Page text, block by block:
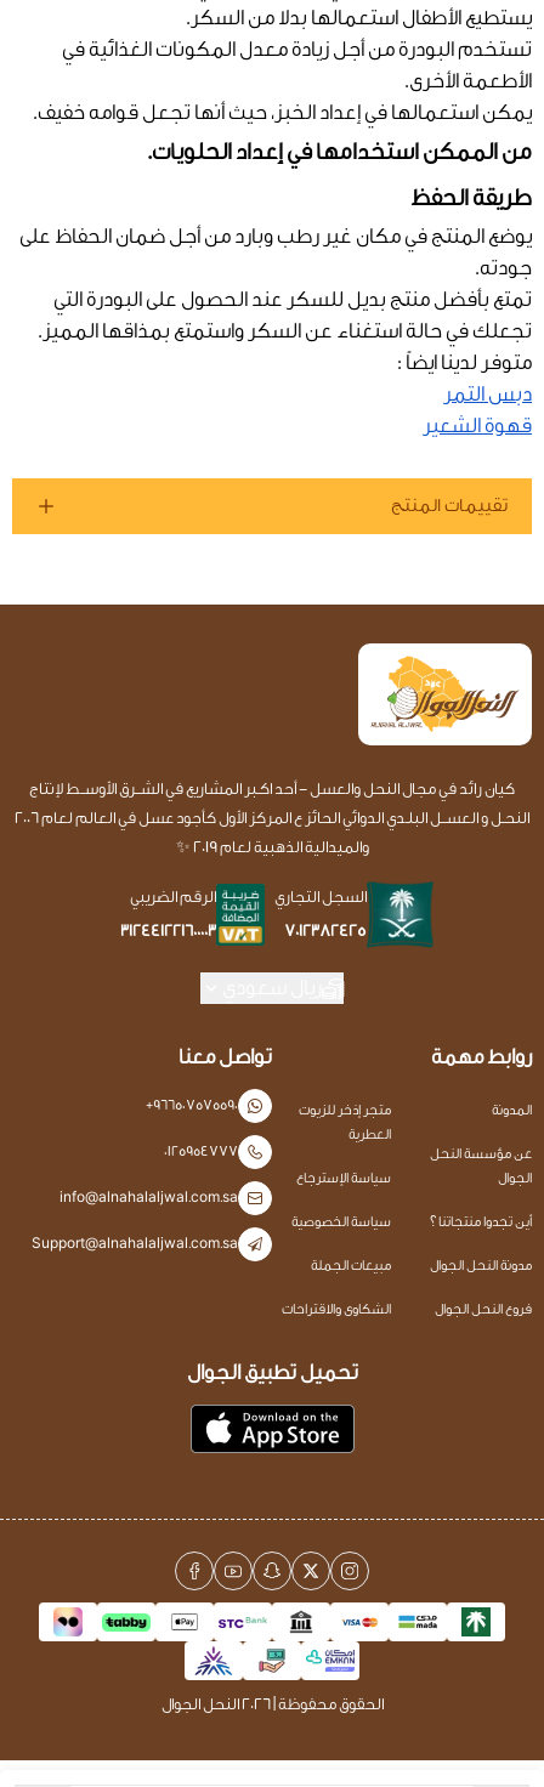
يستطيع الأطفال استعمالها بدلا من السكر.
تستخدم البودرة من أجل زيادة معدل المكونات الغذائية في
الأطعمة الأخرى.
يمكن استعمالها في إعداد الخبز، حيث أنها تجعل قوامه خفيف.
من الممكن استخدامها في إعداد الحلويات.
طريقة الحفظ
يوضع المنتج في مكان غير رطب وبارد من أجل ضمان الحفاظ على
جودته.
تمتع بأفضل منتج بديل للسكر عند الحصول على البودرة التي
تجعلك في حالة استغناء عن السكر واستمتع بمذاقها المميز.
متوفر لدينا ايضاً :
دبس التمر
قهوة الشعير
تقييمات المنتج
كيان رائد في مجال النحل والعسل - أحد اكـبر المشاريع في الشــرق الأوســط لإنتاج
النحـل و العســل البلـدي الدوائي الحائز ع المركز الأول كأجود عسل في العالم لعام 2006
والميدالية الذهبية لعام 2019 ✨
السجل التجاري
7012382425
الرقم الضريبي
312441221600003
روابط مهمة
المدونة
عن مؤسسة النحل
الجوال
أين تجدوا منتجاتنا ؟
مدونة النحل الجوال
فروع النحل الجوال
متجر إذخر للزيوت
العطرية
سياسة الإسترجاع
سياسة الخصوصية
مبيعات الجملة
الشكاوى والاقتراحات
تواصل معنا
+966507575590
0125954777
info@alnahalaljwal.com.sa
Support@alnahalaljwal.com.sa
تحميل تطبيق الجوال
الحقوق محفوظة | 2026 النحل الجوال